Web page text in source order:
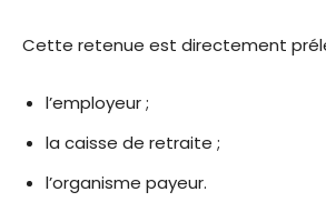
Cette retenue est directement
l’employeur ;
la caisse de retraite ;
l’organisme payeur.